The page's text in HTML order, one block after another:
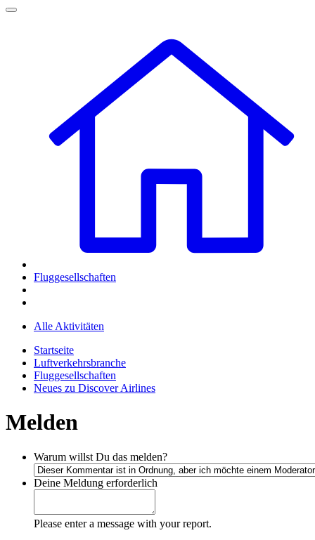
Fluggesellschaften
Alle Aktivitäten
Startseite
Luftverkehrsbranche
Fluggesellschaften
Neues zu Discover Airlines
Melden
Warum willst Du das melden?
Deine Meldung erforderlich
Please enter a message with your report.